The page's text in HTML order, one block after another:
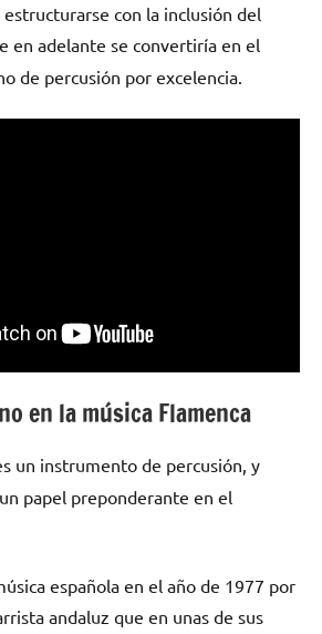
con la inclusión del
en adelante se convertiría en el
de percusión por excelencia.
en la música Flamenca
un instrumento de percusión, y
papel preponderante en el
española en el año de 1977 por
andaluz que en unas de sus